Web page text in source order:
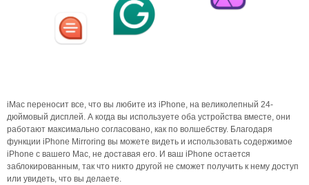
iMac переносит все, что вы любите из iPhone, на великолепный 24-
дюймовый дисплей. А когда вы используете оба устройства вместе, они
работают максимально согласовано, как по волшебству. Благодаря
функции iPhone Mirroring вы можете видеть и использовать содержимое
iPhone с вашего Mac, не доставая его. И ваш iPhone остается
заблокированным, так что никто другой не сможет получить к нему доступ
или увидеть, что вы делаете.